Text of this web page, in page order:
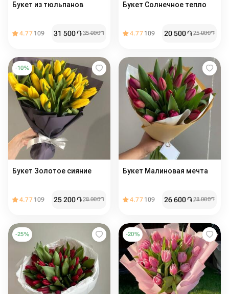
Букет из тюльпанов
4.77 109 31 500֏35 000֏
Букет Солнечное тепло
4.77 109 20 500֏25 000֏
-10%
Букет Золотое сияние
4.77 109 25 200֏28 000֏
Букет Малиновая мечта
4.77 109 26 600֏28 000֏
-25% -20%